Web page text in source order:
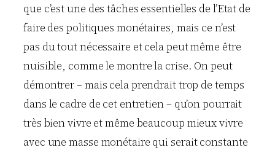
que c’est une des tâches essentielles de l’Etat de
faire des politiques monétaires, mais ce n’est
pas du tout nécessaire et cela peut même être
nuisible, comme le montre la crise. On peut
démontrer – mais cela prendrait trop de temps
dans le cadre de cet entretien – qu’on pourrait
très bien vivre et même beaucoup mieux vivre
avec une masse monétaire qui serait constante